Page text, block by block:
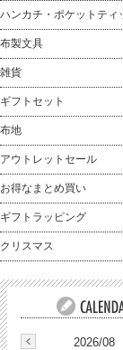
ハンカチ・ポケットティ
布製文具
雑貨
ギフトセット
布地
アウトレットセール
お得なまとめ買い
ギフトラッピング
クリスマス
2026/08